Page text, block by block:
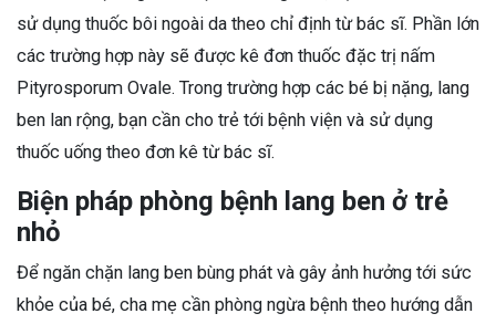
sử dụng thuốc bôi ngoài da theo chỉ định từ bác sĩ. Phần lớn
các trường hợp này sẽ được kê đơn thuốc đặc trị nấm
Pityrosporum Ovale. Trong trường hợp các bé bị nặng, lang
ben lan rộng, bạn cần cho trẻ tới bệnh viện và sử dụng
thuốc uống theo đơn kê từ bác sĩ.
Biện pháp phòng bệnh lang ben ở trẻ
nhỏ
Để ngăn chặn lang ben bùng phát và gây ảnh hưởng tới sức
khỏe của bé, cha mẹ cần phòng ngừa bệnh theo hướng dẫn